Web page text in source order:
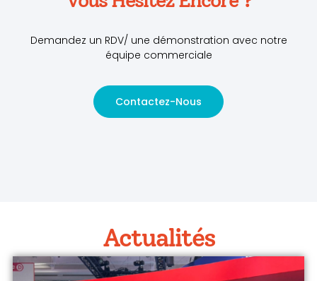
Demandez un RDV/ une démonstration avec notre
équipe commerciale
Contactez-Nous
Actualités